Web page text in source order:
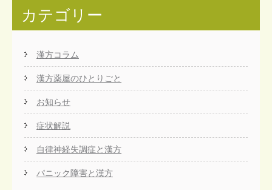
カテゴリー
漢方コラム
漢方薬屋のひとりごと
お知らせ
症状解説
自律神経失調症と漢方
パニック障害と漢方